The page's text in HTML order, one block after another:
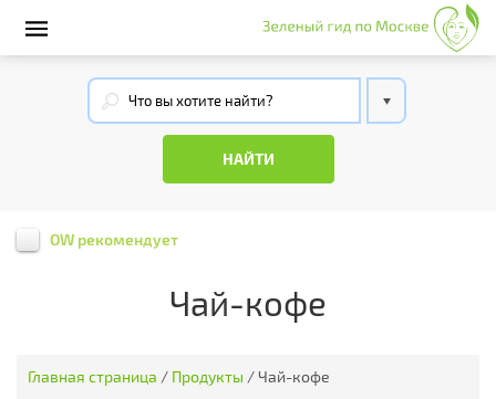
OW рекомендует
Чай-кофе
Главная страница / Продукты /Чай-кофе